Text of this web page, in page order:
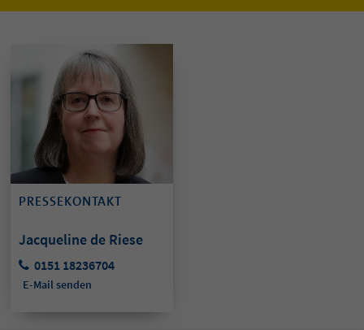
PRESSEKONTAKT
Jacqueline de Riese
0151 18236704
E-Mail senden